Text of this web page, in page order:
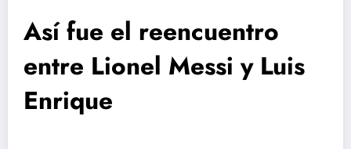
Así fue el reencuentro
entre Lionel Messi y Luis
Enrique